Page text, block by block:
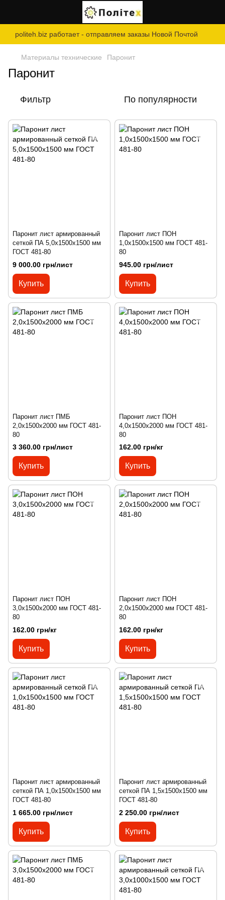
politeh.biz работает - отправляем заказы Новой Почтой
Материалы технические Паронит
Паронит
Фильтр По популярности
Паронит лист армированный
сеткой ПА 5,0х1500х1500 мм
ГОСТ 481-80
9 000.00 грн/лист
Купить
Паронит лист ПОН
1,0х1500х1500 мм ГОСТ 481-
80
945.00 грн/лист
Купить
Паронит лист ПМБ
2,0х1500х2000 мм ГОСТ 481-
80
3 360.00 грн/лист
Купить
Паронит лист ПОН
4,0х1500х2000 мм ГОСТ 481-
80
162.00 грн/кг
Купить
Паронит лист ПОН
3,0х1500х2000 мм ГОСТ 481-
80
162.00 грн/кг
Купить
Паронит лист ПОН
2,0х1500х2000 мм ГОСТ 481-
80
162.00 грн/кг
Купить
Паронит лист армированный
сеткой ПА 1,0х1500х1500 мм
ГОСТ 481-80
1 665.00 грн/лист
Купить
Паронит лист армированный
сеткой ПА 1,5х1500х1500 мм
ГОСТ 481-80
2 250.00 грн/лист
Купить